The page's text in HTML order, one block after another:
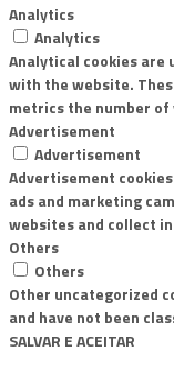
Analytics
Analytics
Analytical cookies
with the website.
metrics the number
Advertisement
Advertisement
Advertisement
ads and marketing
websites and collect
Others
Others
Other uncategorized
and have not been
SALVAR E ACEITAR